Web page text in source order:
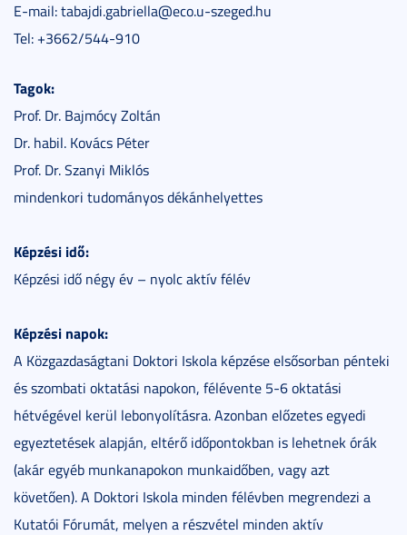
E-mail: tabajdi.gabriella@eco.u-szeged.hu
Tel: +3662/544-910
Tagok:
Prof. Dr. Bajmócy Zoltán
Dr. habil. Kovács Péter
Prof. Dr. Szanyi Miklós
mindenkori tudományos dékánhelyettes
Képzési idő:
Képzési idő négy év – nyolc aktív félév
Képzési napok:
A Közgazdaságtani Doktori Iskola képzése elsősorban pénteki
és szombati oktatási napokon, félévente 5-6 oktatási
hétvégével kerül lebonyolításra. Azonban előzetes egyedi
egyeztetések alapján, eltérő időpontokban is lehetnek órák
(akár egyéb munkanapokon munkaidőben, vagy azt
követően). A Doktori Iskola minden félévben megrendezi a
Kutatói Fórumát, melyen a részvétel minden aktív